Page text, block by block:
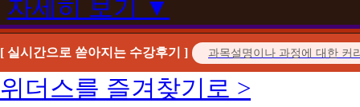
자세히 보기 ▼
[ 실시간으로 쏟아지는 수강후기 ]
위더스를 즐겨찾기로 >